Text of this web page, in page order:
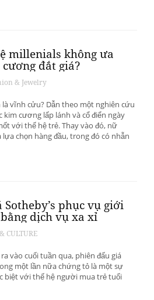
millenials không ưa
đắt giá?
& Jewelry
vĩnh cửu? Dẫn theo một nghiên cứu
kim cương lấp lánh và cổ điển ngày
với thế hệ trẻ. Thay vào đó, nữ
lựa chọn hàng đầu, trong đó có nhẫn
phục vụ giới
dịch vụ xa xỉ
CULTURE
vào cuối tuần qua, phiên đấu giá
một lần nữa chứng tỏ là một sự
biệt với thế hệ người mua trẻ tuổi